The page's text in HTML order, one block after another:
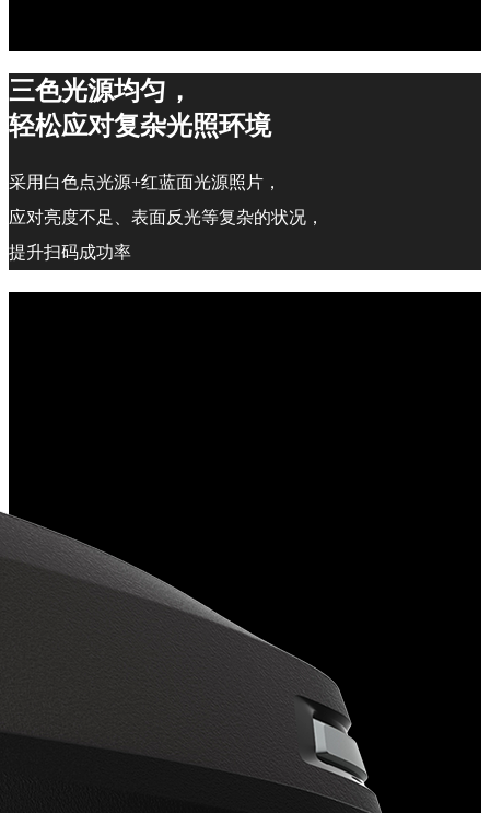
三色光源均匀，
轻松应对复杂光照环境
采用白色点光源+红蓝面光源照片，
应对亮度不足、表面反光等复杂的状况，
提升扫码成功率